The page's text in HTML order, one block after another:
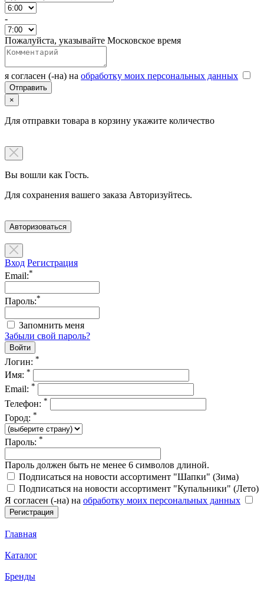
-
Пожалуйста, указывайте Московское время
я согласен (-на) на обработку моих персональных данных
×
Для отправки товара в корзину укажите количество
Вы вошли как Гость.
Для сохранения вашего заказа Авторизуйтесь.
Авторизоваться
Вход Регистрация
Email:*
Пароль:*
Запомнить меня
Забыли свой пароль?
Логин: *
Имя: *
Email: *
Телефон: *
Город: *
Пароль: *
Пароль должен быть не менее 6 символов длиной.
Подписаться на новости ассортимент "Шапки" (Зима)
Подписаться на новости ассортимент "Купальники" (Лето)
Я согласен (-на) на обработку моих персональных данных
Главная
Каталог
Бренды